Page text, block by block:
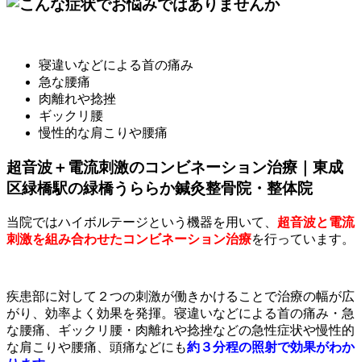
寝違いなどによる首の痛み
急な腰痛
肉離れや捻挫
ギックリ腰
慢性的な肩こりや腰痛
超音波＋電流刺激のコンビネーション治療｜東成
区緑橋駅の緑橋うららか鍼灸整骨院・整体院
当院ではハイボルテージという機器を用いて、 超音波と電流
刺激を組み合わせたコンビネーション治療を行っています。
疾患部に対して２つの刺激が働きかけることで治療の幅が広
がり、効率よく効果を発揮。寝違いなどによる首の痛み・急
な腰痛、ギックリ腰・肉離れや捻挫などの急性症状や慢性的
な肩こりや腰痛、頭痛などにも約３分程の照射で効果がわか